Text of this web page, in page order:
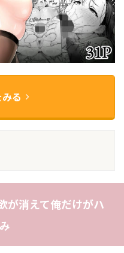
る
が消えて俺だけがハ